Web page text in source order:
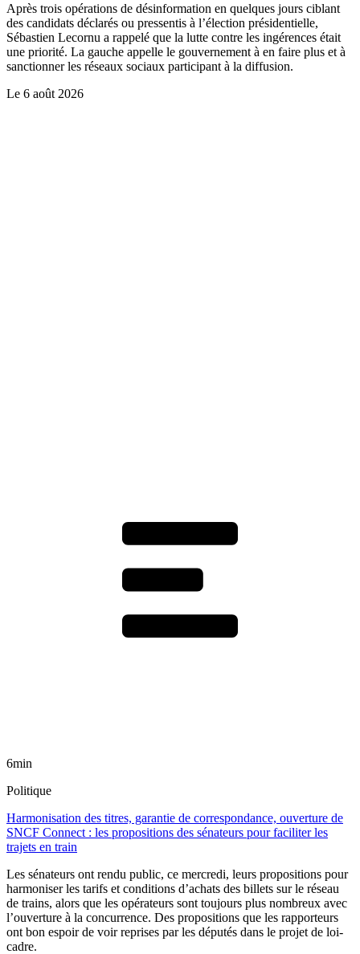
Après trois opérations de désinformation en quelques jours ciblant
des candidats déclarés ou pressentis à l’élection présidentielle,
Sébastien Lecornu a rappelé que la lutte contre les ingérences était
une priorité. La gauche appelle le gouvernement à en faire plus et à
sanctionner les réseaux sociaux participant à la diffusion.
Le 6 août 2026
6min
Politique
Harmonisation des titres, garantie de correspondance, ouverture de
SNCF Connect : les propositions des sénateurs pour faciliter les
trajets en train
Les sénateurs ont rendu public, ce mercredi, leurs propositions pour
harmoniser les tarifs et conditions d’achats des billets sur le réseau
de trains, alors que les opérateurs sont toujours plus nombreux avec
l’ouverture à la concurrence. Des propositions que les rapporteurs
ont bon espoir de voir reprises par les députés dans le projet de loi-
cadre.